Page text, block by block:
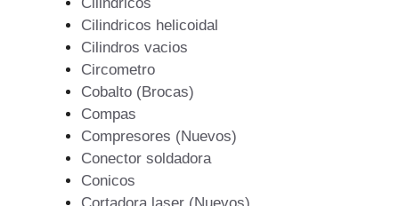
Cilindricos
Cilindricos helicoidal
Cilindros vacios
Circometro
Cobalto (Brocas)
Compas
Compresores (Nuevos)
Conector soldadora
Conicos